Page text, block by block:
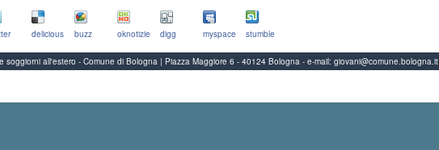
delicious buzz oknotizie digg myspace stumble
e soggiorni all'estero - Comune di Bologna | Piazza Maggiore 6 - 40124 Bologna - e-mail: giovani@comune.bologna.it